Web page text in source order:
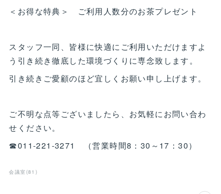
＜お得な特典＞ ご利用人数分のお茶プレゼント
スタッフ一同、皆様に快適にご利用いただけますよ
う引き続き徹底した環境づくりに専念致します。
引き続きご愛顧のほど宜しくお願い申し上げます。
ご不明な点等ございましたら、お気軽にお問い合わ
せください。
☎011-221-3271 （営業時間8：30～17：30）
会議室 (81 )